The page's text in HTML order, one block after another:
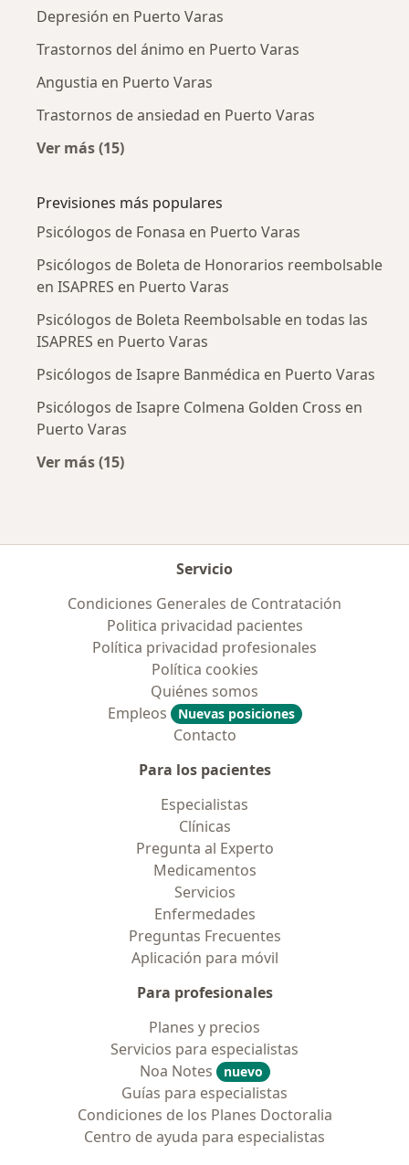
Depresión en Puerto Varas
Trastornos del ánimo en Puerto Varas
Angustia en Puerto Varas
Trastornos de ansiedad en Puerto Varas
Ver más (15)
Previsiones más populares
Psicólogos de Fonasa en Puerto Varas
Psicólogos de Boleta de Honorarios reembolsable
en ISAPRES en Puerto Varas
Psicólogos de Boleta Reembolsable en todas las
ISAPRES en Puerto Varas
Psicólogos de Isapre Banmédica en Puerto Varas
Psicólogos de Isapre Colmena Golden Cross en
Puerto Varas
Ver más (15)
Servicio
Condiciones Generales de Contratación
Politica privacidad pacientes
Política privacidad profesionales
Política cookies
Quiénes somos
Empleos
Nuevas posiciones
Contacto
Para los pacientes
Especialistas
Clínicas
Pregunta al Experto
Medicamentos
Servicios
Enfermedades
Preguntas Frecuentes
Aplicación para móvil
Para profesionales
Planes y precios
Servicios para especialistas
Noa Notes
nuevo
Guías para especialistas
Condiciones de los Planes Doctoralia
Centro de ayuda para especialistas